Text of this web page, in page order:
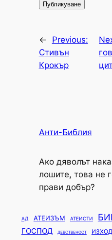
←
Previous:
Стивън
Крокър
Анти-Библия
Ако дяволът
лошите, това не
прави добър?
АД АТЕИЗЪМ АТЕИСТИ
ГОСПОД ДЕВСТВЕНОСТ ИЗХОД